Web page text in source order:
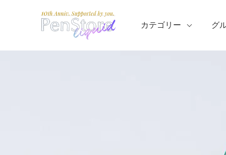
カテゴリー グ